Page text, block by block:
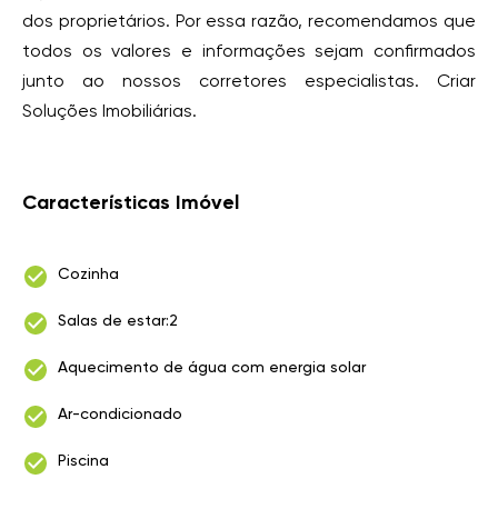
dos proprietários. Por essa razão, recomendamos que
todos os valores e informações sejam confirmados
junto ao nossos corretores especialistas. Criar
Soluções Imobiliárias.
Características Imóvel
Cozinha
Salas de estar:2
Aquecimento de água com energia solar
Ar-condicionado
Piscina